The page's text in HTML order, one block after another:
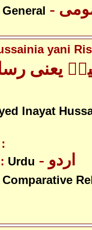
General
yani
یعنی
Inayat
Urdu - اردو
Comparative